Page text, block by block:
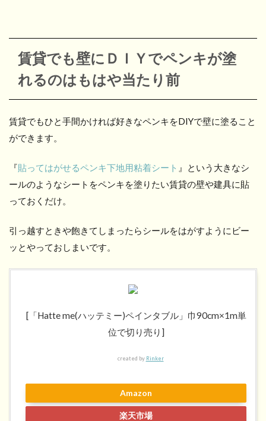
賃貸でも壁にＤＩＹでペンキが塗
れるのはもはや当たり前
賃貸でもひと手間かければ好きなペンキをDIYで壁に塗ること
ができます。
『貼ってはがせるペンキ下地用粘着シート 』という大きなシ
ールのようなシートをペンキを塗りたい賃貸の壁や建具に貼
っておくだけ。
引っ越すときや飽きてしまったらシールをはがすようにビー
ッとやっておしまいです。
[「Hatte me(ハッテミー)ペインタブル」巾90cm×1m単
位で切り売り]
created by Rinker
Amazon
楽天市場